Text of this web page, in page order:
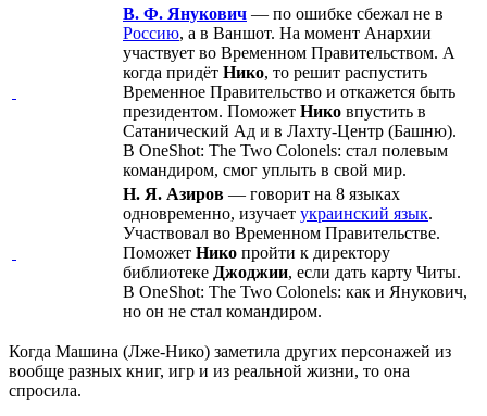
В. Ф. Янукович — по ошибке сбежал не в
Россию, а в Ваншот. На момент Анархии
участвует во Временном Правительством. А
когда придёт Нико, то решит распустить
Временное Правительство и откажется быть
президентом. Поможет Нико впустить в
Сатанический Ад и в Лахту-Центр (Башню).
В OneShot: The Two Colonels: стал полевым
командиром, смог уплыть в свой мир.
Н. Я. Азиров — говорит на 8 языках
одновременно, изучает украинский язык.
Участвовал во Временном Правительстве.
Поможет Нико пройти к директору
библиотеке Джоджии, если дать карту Читы.
В OneShot: The Two Colonels: как и Янукович,
но он не стал командиром.
Когда Машина (Лже-Нико) заметила других персонажей из
вообще разных книг, игр и из реальной жизни, то она
спросила.